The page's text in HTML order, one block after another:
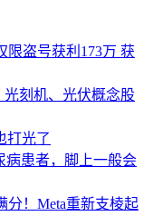
限盗号获利173万 获
刻机、光伏概念股
打光了
病患者，脚上一般会
分！Meta重新支棱起